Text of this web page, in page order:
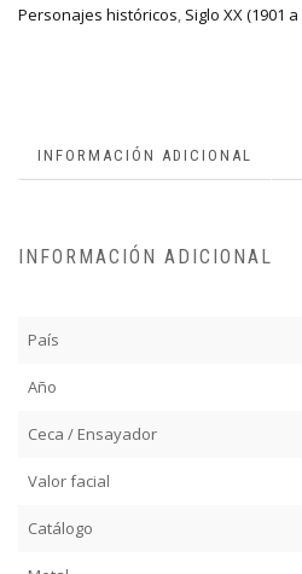
Personajes históricos, Siglo XX (1901 a
INFORMACIÓN ADICIONAL
INFORMACIÓN ADICIONAL
País
Año
Ceca / Ensayador
Valor facial
Catálogo